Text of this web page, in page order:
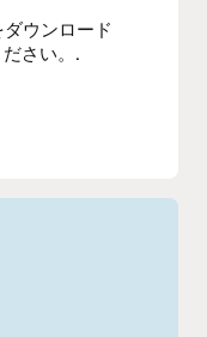
ウンロード
さい。.